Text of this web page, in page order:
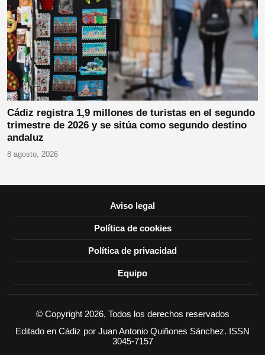
Cádiz registra 1,9 millones de turistas en el segundo
trimestre de 2026 y se sitúa como segundo destino
andaluz
8 agosto, 2026
Aviso legal
Política de cookies
Política de privacidad
Equipo
© Copyright 2026, Todos los derechos reservados
Editado en Cádiz por Juan Antonio Quiñones Sánchez. ISSN
3045-7157